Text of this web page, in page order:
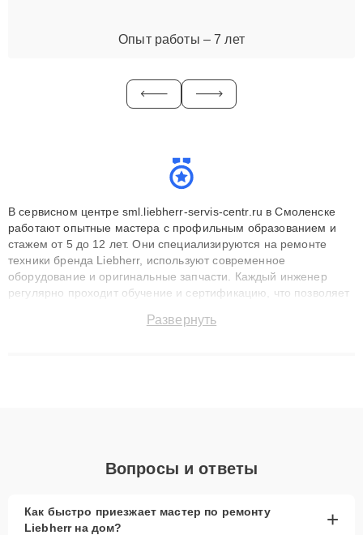
Опыт работы – 7 лет
В сервисном центре sml.liebherr-servis-centr.ru в Смоленске
работают опытные мастера с профильным образованием и
стажем от 5 до 12 лет. Они специализируются на ремонте
техники бренда Liebherr, используют современное
оборудование и оригинальные запчасти. Каждый инженер
регулярно проходит обучение и сертификацию, что позволяет
технику с сохранением гарантии до 3 лет. Наши мастера
Развернуть
Вопросы и ответы
Как быстро приезжает мастер по ремонту
Liebherr на дом?
+